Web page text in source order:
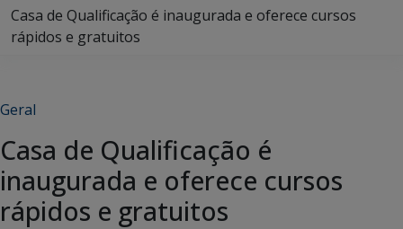
Casa de Qualificação é inaugurada e oferece cursos
rápidos e gratuitos
Geral
Casa de Qualificação é
inaugurada e oferece cursos
rápidos e gratuitos